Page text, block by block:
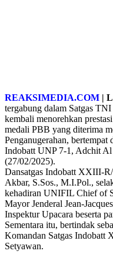
REAKSIMEDIA.COM |
tergabung dalam Satgas
kembali menorehkan
medali PBB yang diterima
Penganugerahan, bertempat
Indobatt UNP 7-1, Adchit
(27/02/2025).
Dansatgas Indobatt XXIII-
Akbar, S.Sos., M.I.Pol.,
kehadiran UNIFIL Chief of
Mayor Jenderal Jean-
Inspektur Upacara beserta
Sementara itu, bertindak
Komandan Satgas
Setyawan.